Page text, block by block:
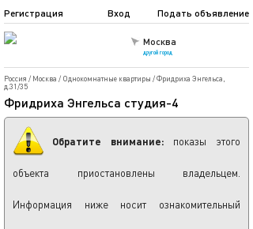
Москва
другой город
Подать объявление
Регистрация Вход
Россия / Москва / Однокомнатные квартиры /Фридриха Энгельса,
д.31/35
Фридриха Энгельса студия-4
Обратите внимание: показы этого
объекта приостановлены владельцем.
Информация ниже носит ознакомительный